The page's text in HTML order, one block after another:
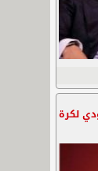
لكرة